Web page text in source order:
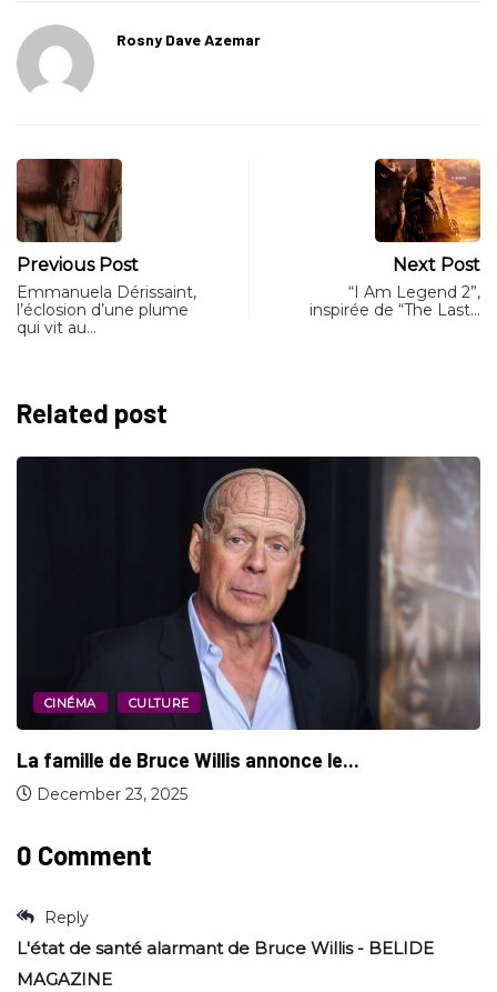
Rosny Dave Azemar
Previous Post
Emmanuela Dérissaint,
l’éclosion d’une plume
qui vit au…
Next Post
“I Am Legend 2”,
inspirée de “The Last…
Related post
CINÉMA CULTURE
Bruce Willis ne peut plus parler, ni...
0 Comment
Reply
L'état de santé alarmant de Bruce Willis - BELIDE
MAGAZINE